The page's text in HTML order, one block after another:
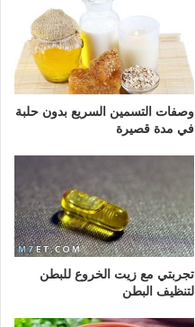
وصفات التسمين السريع بدون حلبة
في مدة قصيرة
تجربتي مع زيت الخروع للبطن
لتنظيف البطن